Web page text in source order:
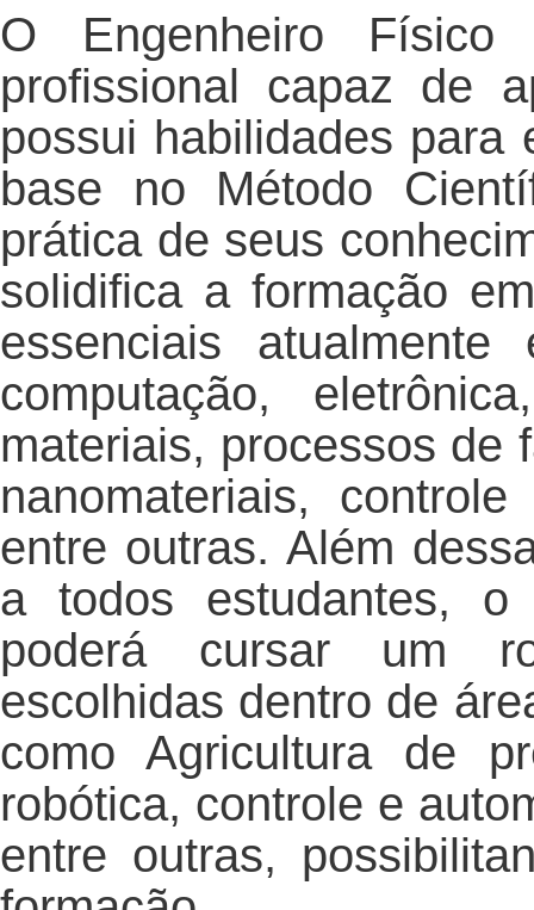
O Engenheiro
profissional capaz de
possui habilidades para
base no Método
prática de seus
solidifica a formação
essenciais
computação,
materiais, processos de
nanomateriais,
entre outras. Além
a todos estudantes,
poderá cursar um
escolhidas dentro de
como Agricultura de
robótica, controle e
entre outras,